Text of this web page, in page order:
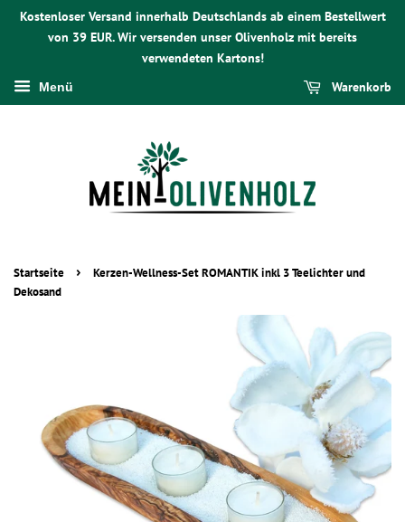
Kostenloser Versand innerhalb Deutschlands ab einem Bestellwert
von 39 EUR. Wir versenden unser Olivenholz mit bereits
verwendeten Kartons!
Menü Warenkorb
Startseite ›
Kerzen-Wellness-Set ROMANTIK inkl 3 Teelichter und
Dekosand